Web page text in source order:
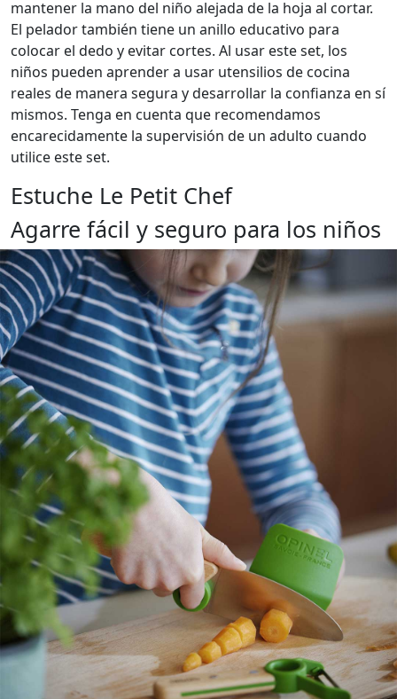
mantener la mano del niño alejada de la hoja al cortar.
El pelador también tiene un anillo educativo para
colocar el dedo y evitar cortes. Al usar este set, los
niños pueden aprender a usar utensilios de cocina
reales de manera segura y desarrollar la confianza en sí
mismos. Tenga en cuenta que recomendamos
encarecidamente la supervisión de un adulto cuando
utilice este set.
Estuche Le Petit Chef
Agarre fácil y seguro para los niños